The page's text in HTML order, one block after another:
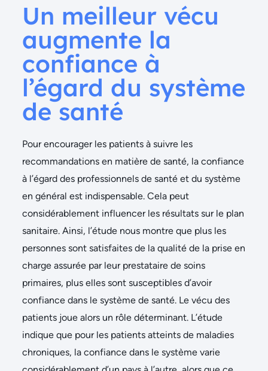
Un meilleur vécu
augmente la
confiance à
l’égard du système
de santé
Pour encourager les patients à suivre les
recommandations en matière de santé, la confiance
à l’égard des professionnels de santé et du système
en général est indispensable. Cela peut
considérablement influencer les résultats sur le plan
sanitaire. Ainsi, l’étude nous montre que plus les
personnes sont satisfaites de la qualité de la prise en
charge assurée par leur prestataire de soins
primaires, plus elles sont susceptibles d’avoir
confiance dans le système de santé. Le vécu des
patients joue alors un rôle déterminant. L’étude
indique que pour les patients atteints de maladies
chroniques, la confiance dans le système varie